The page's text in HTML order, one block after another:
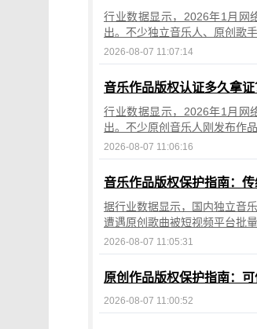
行业数据显示，2026年1月网
出。不少独立音乐人、原创歌
2026-08-07 11:07:14
音乐作品版权认证多久拿
行业数据显示，2026年1月网
出。不少原创音乐人刚发布作
2026-08-07 11:06:16
音乐作品版权保护指南：
据行业数据显示，国内独立音
遭遇原创歌曲被短视频平台批
2026-08-07 11:05:31
原创作品版权保护指南：
2026-08-07 11:00:52